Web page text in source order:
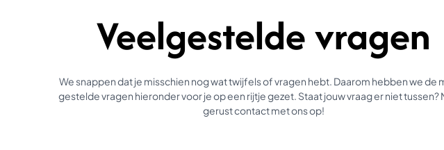
Veelgestelde vragen
We snappen dat je misschien nog wat twijfels of vragen hebt. Daarom hebben we de
gestelde vragen hieronder voor je op een rijtje gezet. Staat jouw vraag er niet tussen?
gerust contact met ons op!